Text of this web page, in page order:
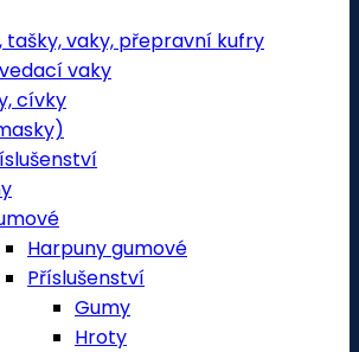
tašky, vaky, přepravní kufry
vaky
cívky
Harpuny gumové
Příslušenství
Gumy
Hroty